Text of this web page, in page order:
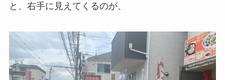
と、右手に見えてくるのが、